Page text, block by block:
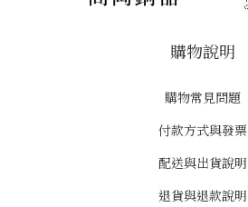
購物說明
購物常見問題
付款方式與發票
配送與出貨說明
退貨與退款說明